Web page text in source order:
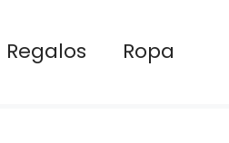
Regalos Ropa